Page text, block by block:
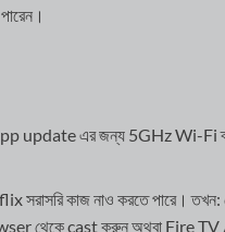
update এর জন্য 5GHz Wi-Fi
সরাসরি কাজ নাও করতে পারে। তখন:
থেকে cast করুন অথবা Fire TV